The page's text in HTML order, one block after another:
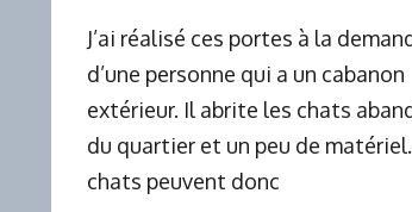
J’ai réalisé ces portes à la
d’une personne qui a un cabanon
extérieur. Il abrite les chats
du quartier et un peu de
chats peuvent donc